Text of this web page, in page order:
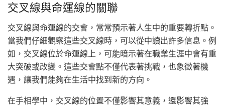
交叉線與命運線的關聯
交叉線與命運線的交會，常常預示著人生中的重要轉折點。
當我們仔細觀察這些交叉線時，可以從中讀出許多信息。例
如，交叉線位於命運線上，可能暗示著在職業生涯中會有重
大突破或改變。這些交會點不僅代表著挑戰，也象徵著機
遇，讓我們能夠在生活中找到新的方向。
在手相學中，交叉線的位置不僅影響其意義，還影響其強